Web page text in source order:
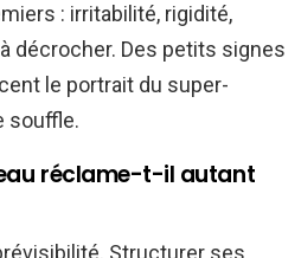
: irritabilité, rigidité,
décrocher. Des petits signes
le portrait du super-
souffle.
réclame-t-il autant
Structurer ses